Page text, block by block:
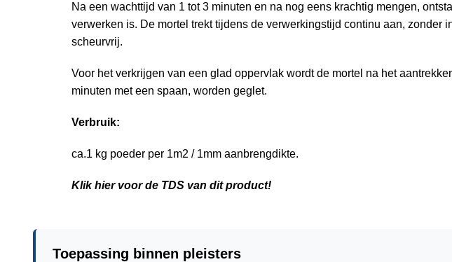
Na een wachttijd van 1 tot 3 minuten en na nog eens krachtig mengen,
verwerken is. De mortel trekt tijdens de verwerkingstijd continu aan,
scheurvrij.
Voor het verkrijgen van een glad oppervlak wordt de mortel na het
minuten met een spaan, worden geglet.
Verbruik:
ca.1 kg poeder per 1m2 / 1mm aanbrengdikte.
Klik hier voor de TDS van dit product!
Toepassing binnen pleisters